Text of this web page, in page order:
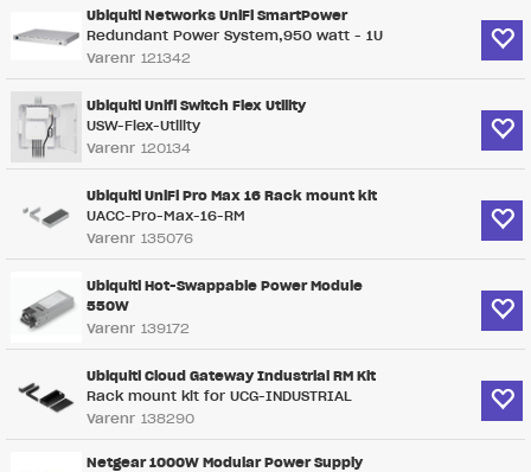
Ubiquiti Networks UniFi SmartPower
Redundant Power System,950 watt - 1U
Varenr 121342
Ubiquiti Unifi Switch Flex Utility
USW-Flex-Utility
Varenr 120134
Ubiquiti UniFi Pro Max 16 Rack mount kit
UACC-Pro-Max-16-RM
Varenr 135076
Ubiquiti Hot-Swappable Power Module
550W
Varenr 139172
Ubiquiti Cloud Gateway Industrial RM Kit
Rack mount kit for UCG-INDUSTRIAL
Varenr 138290
Netgear 1000W Modular Power Supply